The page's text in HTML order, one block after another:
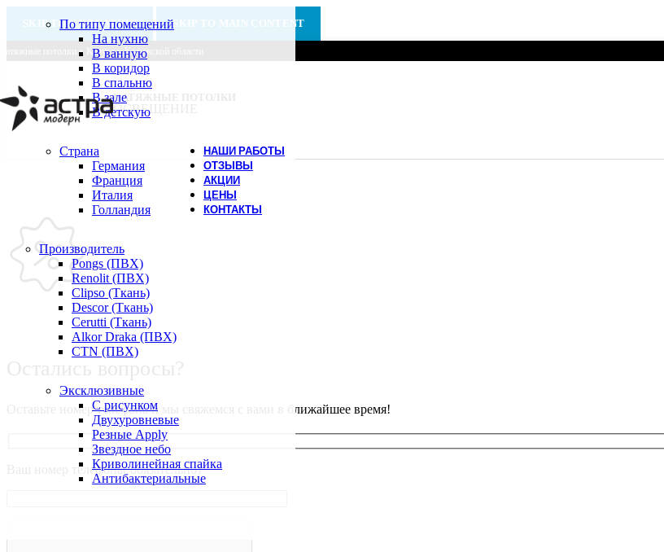
SKIP TO NAVIGATION SKIP TO MAIN CONTENT
потолки в Калуге и Калужской области
НАТЯЖНЫЕ ПОТОЛКИ
ОСВЕЩЕНИЕ
По типу помещений
На нухню
В ванную
В коридор
В спальню
В зале
В детскую
Страна
Германия
Франция
Италия
Голландия
Производитель
Pongs (ПВХ)
Renolit (ПВХ)
Clipso (Ткань)
Descor (Ткань)
Cerutti (Ткань)
Alkor Draka (ПВХ)
CTN (ПВХ)
Эксклюзивные
С рисунком
Двухуровневые
Резные Apply
Звездное небо
Криволинейная спайка
Антибактериальные
НАШИ РАБОТЫ
ОТЗЫВЫ
АКЦИИ
ЦЕНЫ
КОНТАКТЫ
Оставьте номер телефона и мы свяжемся с вами в ближайшее время!
Ваш номер телефона( обязательно)